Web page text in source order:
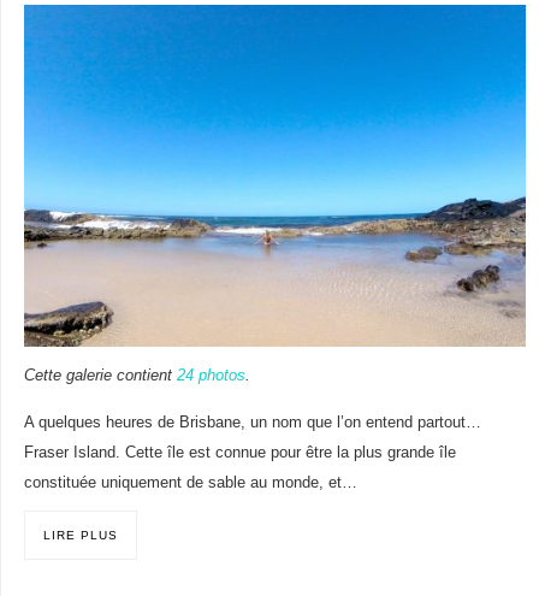
Cette galerie contient 24 photos.
A quelques heures de Brisbane, un nom que l’on entend partout…
Fraser Island. Cette île est connue pour être la plus grande île
constituée uniquement de sable au monde, et…
LIRE PLUS